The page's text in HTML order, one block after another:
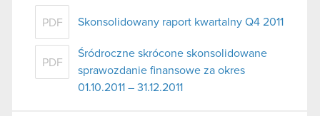
PDF Skonsolidowany raport kwartalny Q4 2011
PDF
Śródroczne skrócone skonsolidowane
sprawozdanie finansowe za okres
01.10.2011 – 31.12.2011